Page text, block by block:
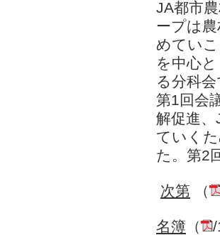
JA都市
ープは
めてい
を中心
る分科
第1回会
解促進
ていく
た。第2
次第 （
名簿 （ /